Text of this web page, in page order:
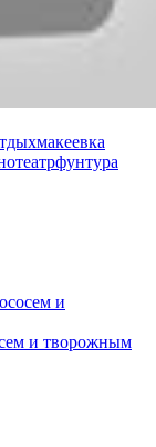
и творожным